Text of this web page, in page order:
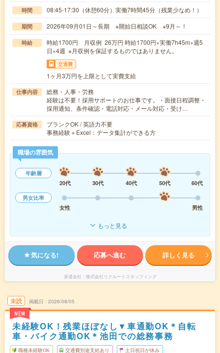
時間 08:45-17:30（休憩60分）実働7時間45分（残業少なめ！）
期間 2026年09月01日～長期 ※開始日相談OK ※9月～！
時給
時給1700円 月収例 26万円 時給1700円×実働7h45m×週5
日×4週 ※月収例を保証するものではありません。
交通費
1ヶ月3万円を上限として実費支給
仕事内容
総務・人事・労務
経験は不要！採用サポートのお仕事です。・面接日程調整・
採用通知、条件確認・電話対応・メール対応・受け…
応募資格
ブランクOK / 英語力不要
事務経験＋Excel：データ集計ができる方
職場の雰囲気
年齢層
20代
30代 40代 50代
60代
男女比率
女性
男性
もっと見る
気になる! 応募へ進む 詳しく見る
派遣会社 株式会社リクルートスタッフィング
未読
NEW
掲載日 2026/08/05
未経験OK！残業ほぼなし▼車通勤OK＊自転
車・バイク通勤OK＊池田での総務事務
職種未経験OK 交通費別途支給あり 土日祝日が休み